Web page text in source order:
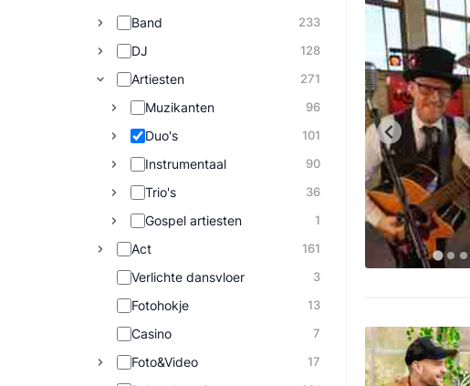
Band 233
DJ 128
Artiesten 271
Muzikanten 96
Duo's 101
Instrumentaal 90
Trio's 36
Gospel artiesten 1
Act 161
Verlichte dansvloer 3
Fotohokje 13
Casino 7
Foto&Video 17